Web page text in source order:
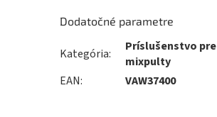
Dodatočné parametre
Kategória:
Príslušenstvo pre
mixpulty
EAN: VAW37400